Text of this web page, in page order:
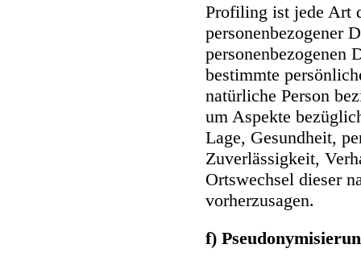
Profiling ist jede Art
personenbezogener
personenbezogenen
bestimmte
natürliche Person
um Aspekte
Lage, Gesundheit,
Zuverlässigkeit,
Ortswechsel dieser
vorherzusagen.
f)